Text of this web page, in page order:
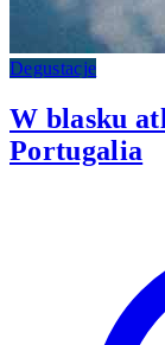
Degustacje
W blasku
Portugalia